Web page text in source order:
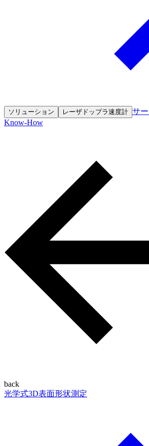
ソリューション レーザドップラ速度計 サ
Know-How
back
光学式3D表面形状測定